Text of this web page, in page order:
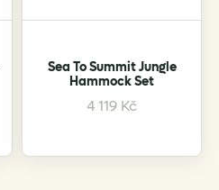
Sea To Summit Jungle
Hammock Set
4 119 Kč